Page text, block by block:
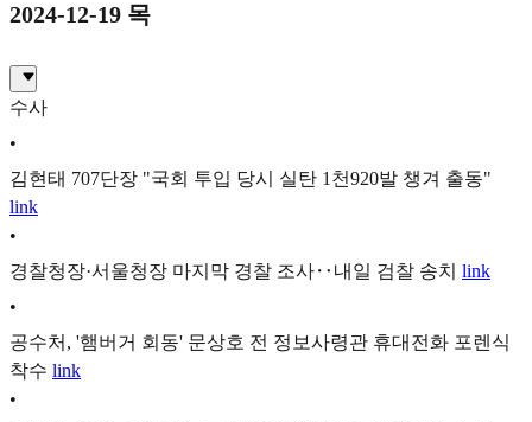
2024-12-19 목
수사
•
김현태 707단장 "국회 투입 당시 실탄 1천920발 챙겨 출동"
link
•
경찰청장·서울청장 마지막 경찰 조사‥내일 검찰 송치 link
•
공수처, '햄버거 회동' 문상호 전 정보사령관 휴대전화 포렌식
착수 link
•